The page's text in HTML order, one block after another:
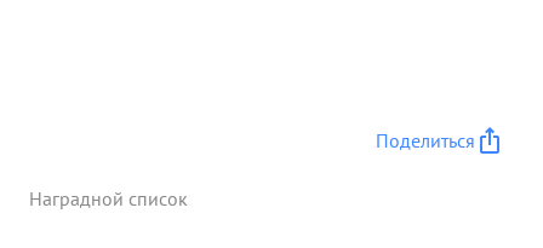
Поделиться
Наградной список